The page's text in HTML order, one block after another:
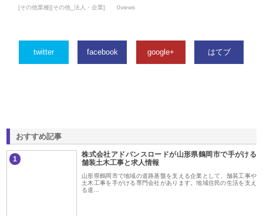
[その他業種][その他_法人・企業] 0views
twitter facebook google+ はてブ
おすすめ記事
1
株式会社アドバンスロードが山形県鶴岡市で手がける
舗装土木工事と求人情報
山形県鶴岡市で地域の道路基盤を支える企業として、舗装工事や
土木工事を手がける専門会社があります。地域住民の生活を支え
る道…